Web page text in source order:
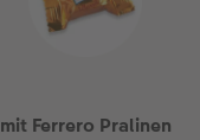
mit Ferrero Pralinen